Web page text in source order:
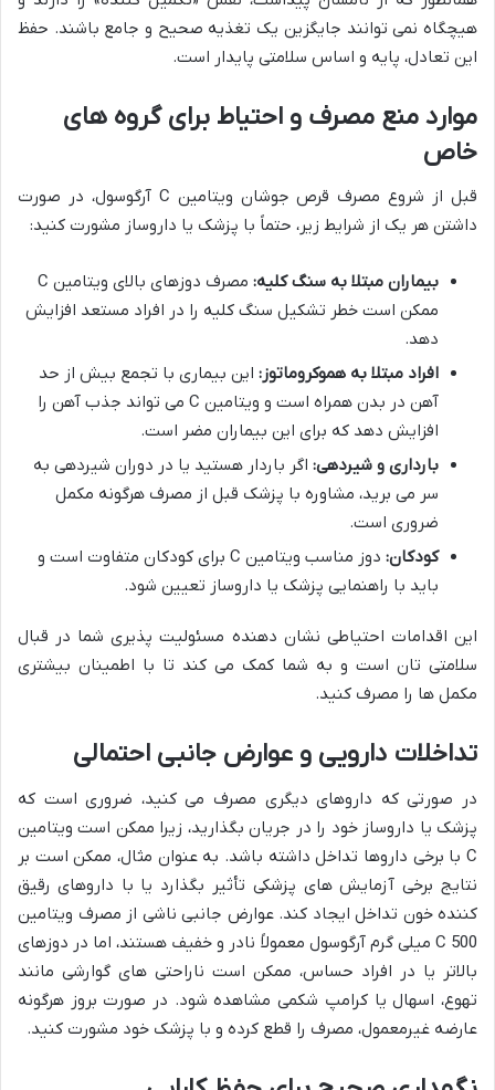
هیچگاه نمی توانند جایگزین یک تغذیه صحیح و جامع باشند. حفظ
این تعادل، پایه و اساس سلامتی پایدار است.
موارد منع مصرف و احتیاط برای گروه های
خاص
قبل از شروع مصرف قرص جوشان ویتامین C آرگوسول، در صورت
داشتن هر یک از شرایط زیر، حتماً با پزشک یا داروساز مشورت کنید:
بیماران مبتلا به سنگ کلیه:
مصرف دوزهای بالای ویتامین C
ممکن است خطر تشکیل سنگ کلیه را در افراد مستعد افزایش
دهد.
افراد مبتلا به هموکروماتوز: این بیماری با تجمع بیش از حد
آهن در بدن همراه است و ویتامین C می تواند جذب آهن را
افزایش دهد که برای این بیماران مضر است.
بارداری و شیردهی: اگر باردار هستید یا در دوران شیردهی به
سر می برید، مشاوره با پزشک قبل از مصرف هرگونه مکمل
ضروری است.
کودکان:
دوز مناسب ویتامین C برای کودکان متفاوت است و
باید با راهنمایی پزشک یا داروساز تعیین شود.
این اقدامات احتیاطی نشان دهنده مسئولیت پذیری شما در قبال
سلامتی تان است و به شما کمک می کند تا با اطمینان بیشتری
مکمل ها را مصرف کنید.
تداخلات دارویی و عوارض جانبی احتمالی
در صورتی که داروهای دیگری مصرف می کنید، ضروری است که
پزشک یا داروساز خود را در جریان بگذارید، زیرا ممکن است ویتامین
C با برخی داروها تداخل داشته باشد. به عنوان مثال، ممکن است بر
نتایج برخی آزمایش های پزشکی تأثیر بگذارد یا با داروهای رقیق
کننده خون تداخل ایجاد کند. عوارض جانبی ناشی از مصرف ویتامین
C 500 میلی گرم آرگوسول معمولاً نادر و خفیف هستند، اما در دوزهای
بالاتر یا در افراد حساس، ممکن است ناراحتی های گوارشی مانند
تهوع، اسهال یا کرامپ شکمی مشاهده شود. در صورت بروز هرگونه
عارضه غیرمعمول، مصرف را قطع کرده و با پزشک خود مشورت کنید.